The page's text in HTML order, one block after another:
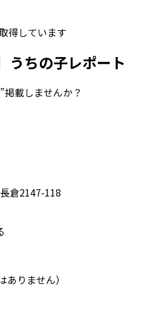
得しています
うちの子レポート
載しませんか？
倉2147-118
りません）